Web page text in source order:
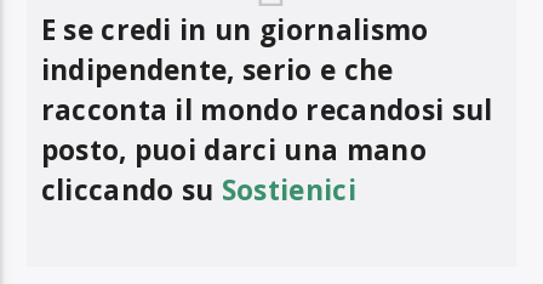
E se credi in un giornalismo
indipendente, serio e che
racconta il mondo recandosi sul
posto, puoi darci una mano
cliccando su Sostienici